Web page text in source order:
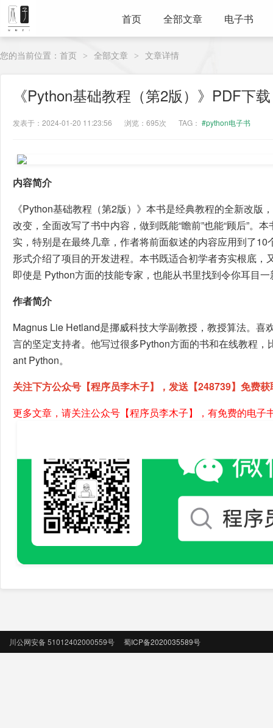
首页 全部文章 电子书
您的当前位置： 首页 > 全部文章 > 文章详情
《Python基础教程（第2版）》PDF下载
发表于：2024-01-20 11:23:56 浏览：695次 TAG： #python电子书
内容简介
《Python基础教程（第2版）》本书是经典教程的全新改版
改变，全面改写了书中内容，做到既能“瞻前”也能“顾后”。
实，特别是在最终几章，作者将前面叙述的内容应用到了
形式介绍了项目的开发进程。本书既适合初学者夯实根底，
即使是 Python方面的技能专家，也能从书里找到令你耳目
作者简介
Magnus Lie Hetland是挪威科技大学副教授，教授算法。喜
言的坚定支持者。他写过很多Python方面的书和在线教程，
ant Python。
关注下方公众号【程序员李木子】，发送【248739】免费获
更多文章，请关注公众号【程序员李木子】，有免费的电子
川公网安备 51012402000559号 蜀ICP备2020035589号